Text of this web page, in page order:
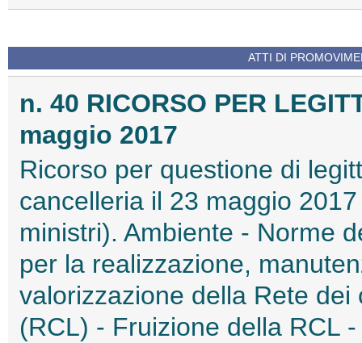
ATTI DI
n. 40 RICORSO PER
maggio 2017
Ricorso per questione di
cancelleria il 23 maggio
ministri). Ambiente - Norme
per la realizzazione,
valorizzazione della Rete
(RCL) - Fruizione della RCL